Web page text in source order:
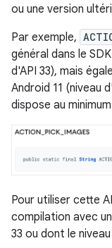
ou une version
Par exemple,
général dans le
d'API 33), mais
Android 11 (niveau
dispose au
Pour utiliser cette
compilation avec
33 ou dont le